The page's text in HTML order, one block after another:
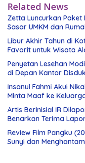
Related News
Zetta Luncurkan Paket
Sasar UMKM dan
Libur Akhir Tahun di
Favorit untuk Wisata
Penyetan Lesehan
di Depan Kantor
Insanul Fahmi Akui
Minta Maaf ke
Artis Berinisial IR
Benarkan Terima
Review Film Pangku
Sunyi dan Menghantam